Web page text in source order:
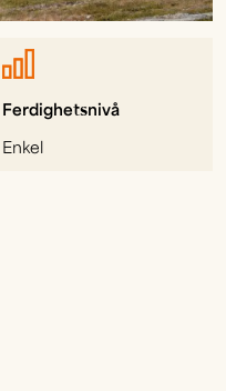
Ferdighetsnivå
Enkel